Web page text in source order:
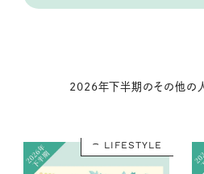
2026年下半期のその他の人
LIFESTYLE